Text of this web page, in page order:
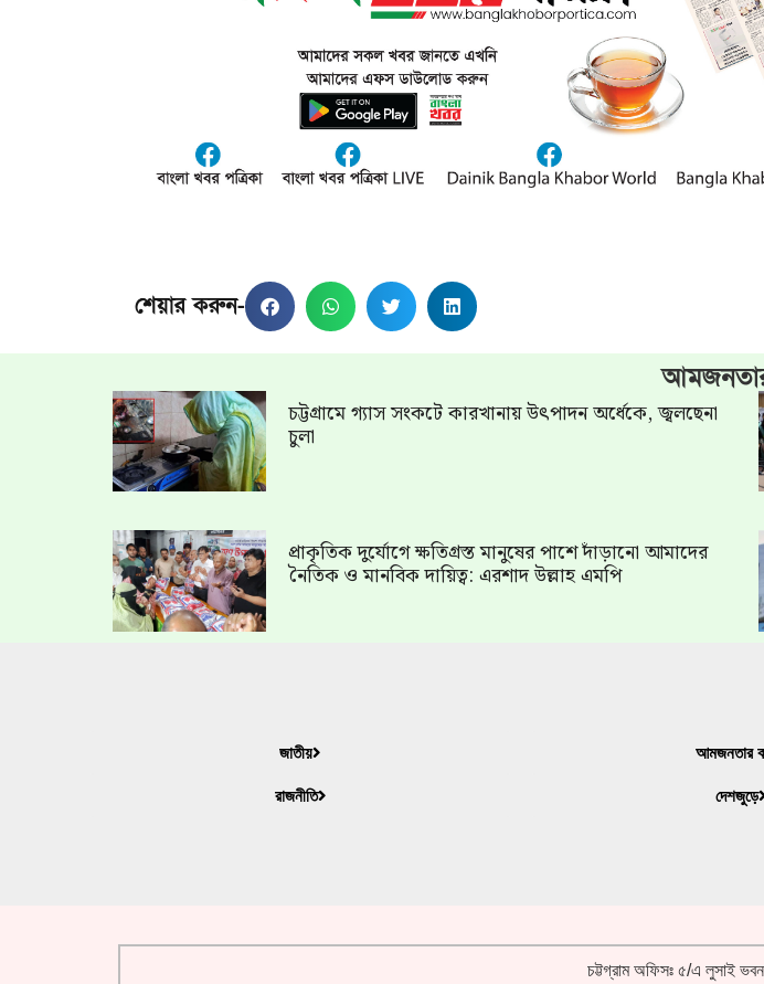
শেয়ার করুন-
চট্টগ্রামে গ্যাস সংকটে কারখানায় উৎপাদন অর্ধেকে, জ্বলছেনা
চুলা
প্রাকৃতিক দুর্যোগে ক্ষতিগ্রস্ত মানুষের পাশে দাঁড়ানো আমাদের
নৈতিক ও মানবিক দায়িত্ব: এরশাদ উল্লাহ এমপি
জাতীয়
রাজনীতি
আমজনতার
দেশজুড়ে
চট্টগ্রাম অফিসঃ ৫/এ লুসাই